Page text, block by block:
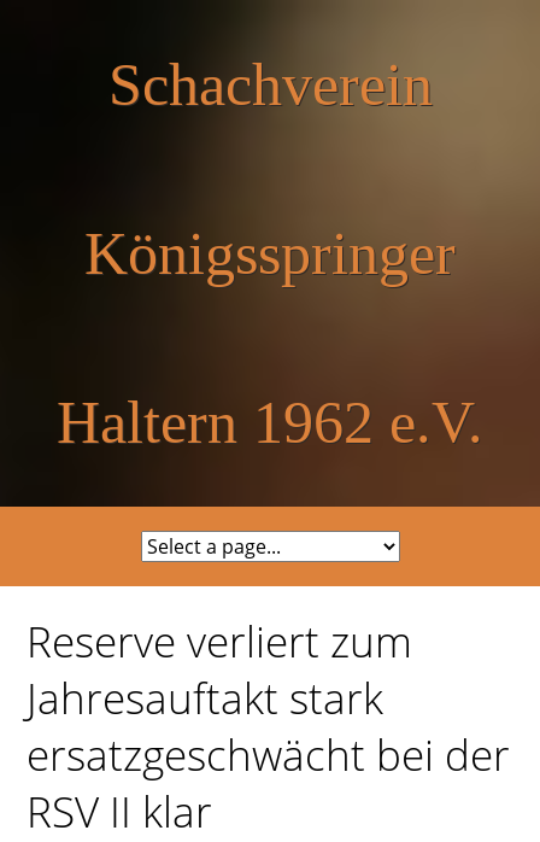
Schachverein
Königsspringer
Haltern 1962 e.V.
Reserve verliert zum
Jahresauftakt stark
ersatzgeschwächt bei der
RSV II klar